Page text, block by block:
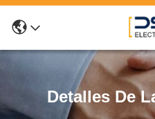
Detalles De